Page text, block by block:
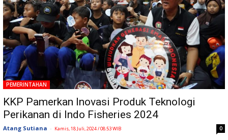
PEMERINTAHAN
KKP Pamerkan Inovasi Produk Teknologi
Perikanan di Indo Fisheries 2024
Atang Sutiana - Kamis, 18 Juli, 2024 / 08:53 WIB 0